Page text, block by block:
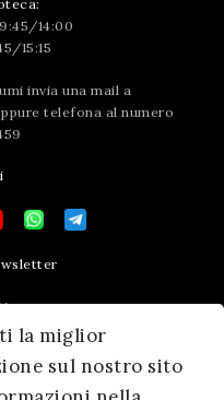
la miglior
sul nostro sito
14:00
15:15
invia una mail a
telefona al numero